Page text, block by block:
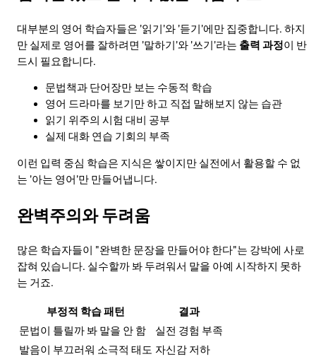
대부분의 영어 학습자들은 '읽기'와 '듣기'에만 집중합니다. 하지
만 실제로 영어를 잘하려면 '말하기'와 '쓰기'라는 출력 과정이 반
드시 필요합니다.
문법책과 단어장만 보는 수동적 학습
영어 드라마를 보기만 하고 직접 말해보지 않는 습관
읽기 위주의 시험 대비 공부
실제 대화 연습 기회의 부족
이런 입력 중심 학습은 지식은 쌓이지만 실전에서 활용할 수 없
는 '아는 영어'만 만들어냅니다.
완벽주의와 두려움
많은 학습자들이 "완벽한 문장을 만들어야 한다"는 강박에 사로
잡혀 있습니다. 실수할까 봐 두려워서 말을 아예 시작하지 못하
는 거죠.
부정적 학습 패턴
결과
문법이 틀릴까 봐 말을 안 함
실전 경험 부족
발음이 부끄러워 소극적 태도 자신감 저하